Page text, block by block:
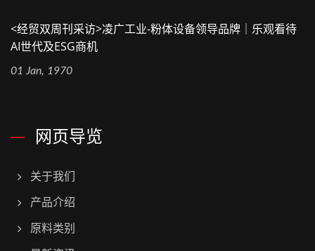
<经贸双周刊采访>凌广工业-粉体设备领导品牌｜乐观看待
AI世代及ESG商机
01 Jan, 1970
网页导览
关于我们
产品介绍
原料类别